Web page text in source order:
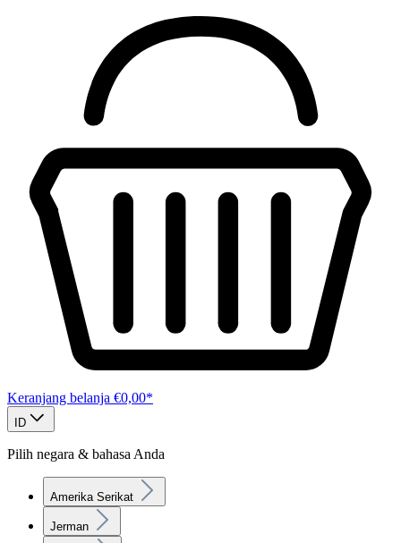
Keranjang belanja €0,00*
ID
Pilih negara & bahasa Anda
Amerika Serikat
Jerman